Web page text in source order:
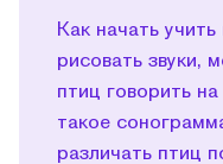
Как начать
рисовать звуки,
птиц говорить
такое
различать птиц